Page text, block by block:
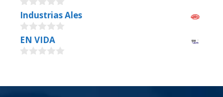
0
o
u
t
o
f
Industrias Ales
0
o
u
5
EN VIDA
t